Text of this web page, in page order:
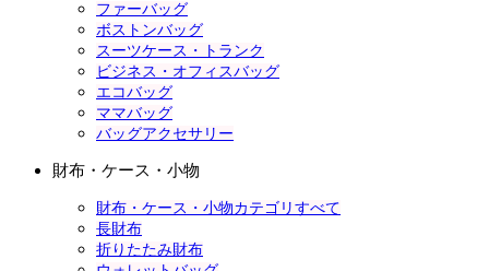
ファーバッグ
ボストンバッグ
スーツケース・トランク
ビジネス・オフィスバッグ
エコバッグ
ママバッグ
バッグアクセサリー
財布・ケース・小物
財布・ケース・小物カテゴリすべて
長財布
折りたたみ財布